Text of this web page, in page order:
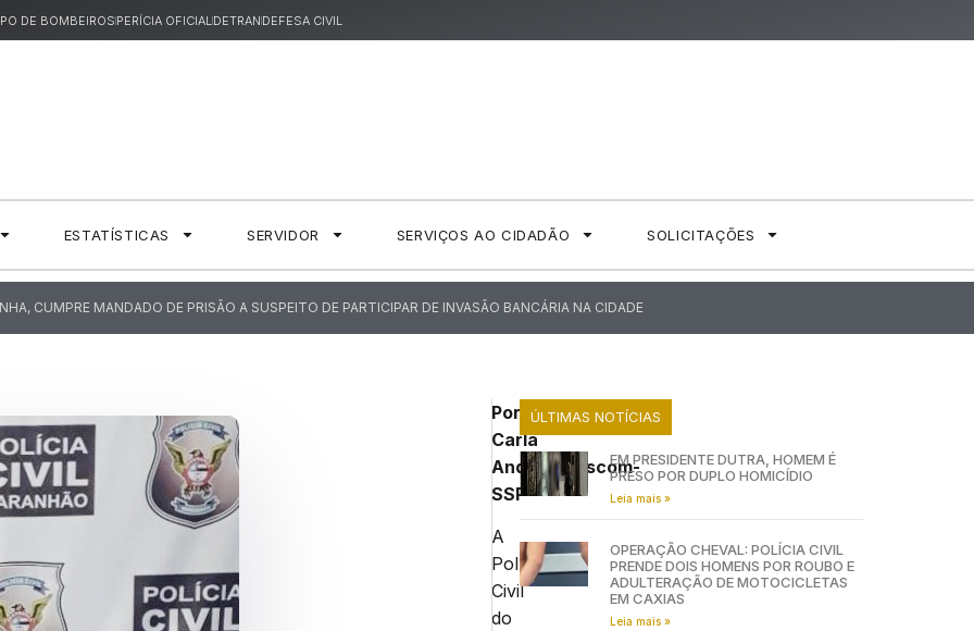
DE BOMBEIROSPERÍCIA OFICIALDETRANDEFESA CIVIL
ESTATÍSTICAS SERVIDOR SERVIÇOS AO CIDADÃO SOLICITAÇÕES
CUMPRE MANDADO DE PRISÃO A SUSPEITO DE PARTICIPAR DE INVASÃO BANCÁRIA NA CIDADE
Por:
Carla
Andrade/Ascom-
SSP
A
Polícia
Civil
do
ÚLTIMAS NOTÍCIAS
EM PRESIDENTE DUTRA, HOMEM É
PRESO POR DUPLO HOMICÍDIO
Leia mais »
OPERAÇÃO CHEVAL: POLÍCIA CIVIL
PRENDE DOIS HOMENS POR ROUBO E
ADULTERAÇÃO DE MOTOCICLETAS
EM CAXIAS
Leia mais »